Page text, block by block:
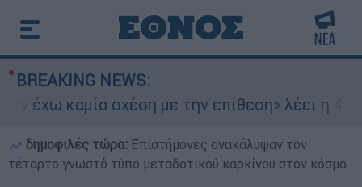
BREAKING NEWS:
καμία σχέση με την επίθεση» λέει η
δημοφιλές τώρα: Επιστήμονες ανακάλυψαν τον
τέταρτο γνωστό τύπο μεταδοτικού καρκίνου στον κόσμο